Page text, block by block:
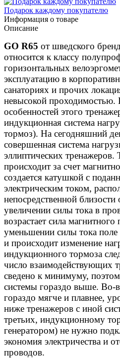
Подарок каждому покупателю
Информация о товаре
Описание
GO R65 от шведского
относится к классу
горизонтальных
эксплуатацию в
санаториях и прочих
невысокой проходимостью.
особенностей этого
индукционная система
тормоз). На сегодняшний
совершенная сиcтема
эллиптических
происходит за счет
создается катушкой с
электрическим током,
непосредственной
увеличении силы тока в
возрастает сила
уменьшении силы тока поле
и происходит изменение
индукционного тормоза
число взаимодействующих
сведено к минимуму,
системы гораздо выше. Во-
гораздо мягче и плавнее,
ниже тренажеров с иной
третьих, индукционному
генератором) не нужно
экономия электричества и
проводов.